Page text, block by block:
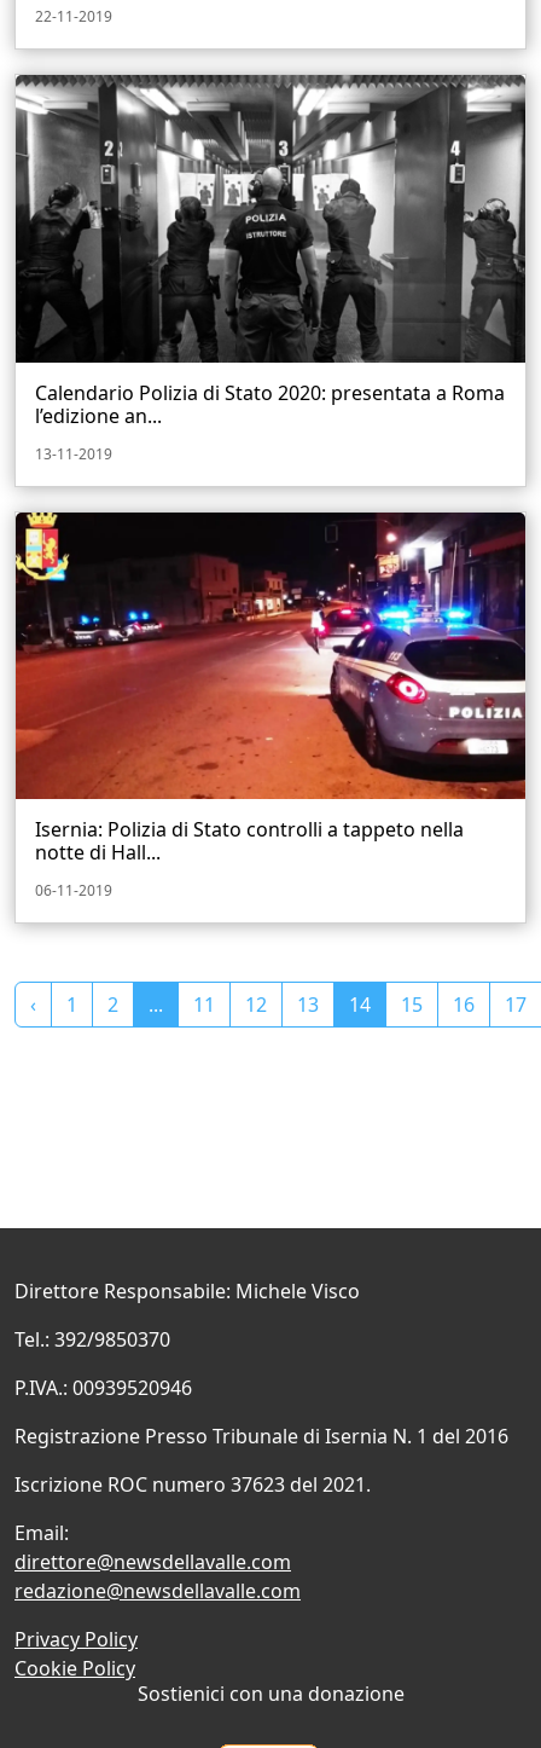
22-11-2019
Calendario Polizia di Stato 2020: presentata a Roma
l’edizione an...
13-11-2019
Isernia: Polizia di Stato controlli a tappeto nella
notte di Hall...
06-11-2019
‹ 1 2 ... 11 12 13 14 15 16 17
Direttore Responsabile: Michele Visco
Tel.: 392/9850370
P.IVA.: 00939520946
Registrazione Presso Tribunale di Isernia N. 1 del 2016
Iscrizione ROC numero 37623 del 2021.
Email:
direttore@newsdellavalle.com
redazione@newsdellavalle.com
Privacy Policy
Cookie Policy
Sostienici con una donazione